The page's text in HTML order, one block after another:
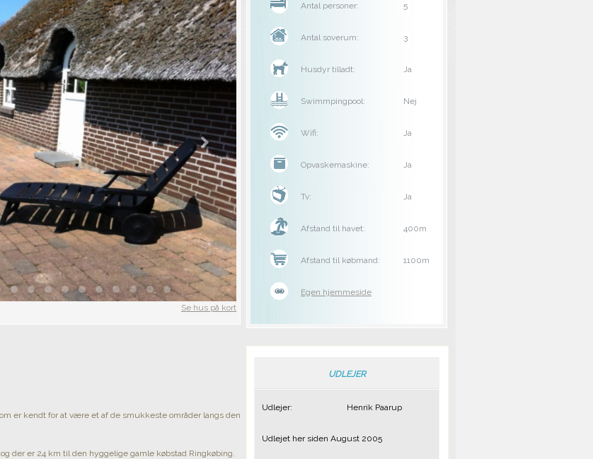
Se hus på kort
er kendt for at være et af de smukkeste områder langs den
der er 24 km til den hyggelige gamle købstad Ringkøbing.
Antal personer: 5
Antal soverum: 3
Husdyr tilladt: Ja
Swimmpingpool: Nej
Wifi: Ja
Opvaskemaskine: Ja
Tv: Ja
Afstand til havet: 400m
Afstand til købmand: 1100m
Egen hjemmeside
UDLEJER
Udlejer: Henrik Paarup
Udlejet her siden August 2005